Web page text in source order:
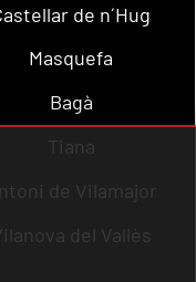
de n´Hug
Masquefa
Bagà
Tiana
de Vilamajor
del Vallès